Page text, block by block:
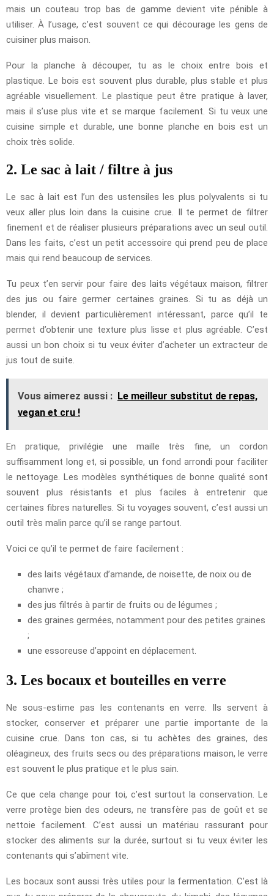
mais un couteau trop bas de gamme devient vite pénible à
utiliser. À l’usage, c’est souvent ce qui décourage les gens de
cuisiner plus maison.
Pour la planche à découper, tu as le choix entre bois et
plastique. Le bois est souvent plus durable, plus stable et plus
agréable visuellement. Le plastique peut être pratique à laver,
mais il s’use plus vite et se marque facilement. Si tu veux une
cuisine simple et durable, une bonne planche en bois est un
choix très solide.
2. Le sac à lait / filtre à jus
Le sac à lait est l’un des ustensiles les plus polyvalents si tu
veux aller plus loin dans la cuisine crue. Il te permet de filtrer
finement et de réaliser plusieurs préparations avec un seul outil.
Dans les faits, c’est un petit accessoire qui prend peu de place
mais qui rend beaucoup de services.
Tu peux t’en servir pour faire des laits végétaux maison, filtrer
des jus ou faire germer certaines graines. Si tu as déjà un
blender, il devient particulièrement intéressant, parce qu’il te
permet d’obtenir une texture plus lisse et plus agréable. C’est
aussi un bon choix si tu veux éviter d’acheter un extracteur de
jus tout de suite.
Vous aimerez aussi : Le meilleur substitut de repas,
vegan et cru !
En pratique, privilégie une maille très fine, un cordon
suffisamment long et, si possible, un fond arrondi pour faciliter
le nettoyage. Les modèles synthétiques de bonne qualité sont
souvent plus résistants et plus faciles à entretenir que
certaines fibres naturelles. Si tu voyages souvent, c’est aussi un
outil très malin parce qu’il se range partout.
Voici ce qu’il te permet de faire facilement :
des laits végétaux d’amande, de noisette, de noix ou de
chanvre ;
des jus filtrés à partir de fruits ou de légumes ;
des graines germées, notamment pour des petites graines
;
une essoreuse d’appoint en déplacement.
3. Les bocaux et bouteilles en verre
Ne sous-estime pas les contenants en verre. Ils servent à
stocker, conserver et préparer une partie importante de la
cuisine crue. Dans ton cas, si tu achètes des graines, des
oléagineux, des fruits secs ou des préparations maison, le verre
est souvent le plus pratique et le plus sain.
Ce que cela change pour toi, c’est surtout la conservation. Le
verre protège bien des odeurs, ne transfère pas de goût et se
nettoie facilement. C’est aussi un matériau rassurant pour
stocker des aliments sur la durée, surtout si tu veux éviter les
contenants qui s’abîment vite.
Les bocaux sont aussi très utiles pour la fermentation. C’est là